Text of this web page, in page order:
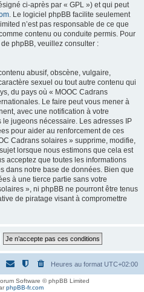
ci-après par « GPL ») et qui peut
. Le logiciel phpBB facilite seulement
n’est pas responsable de ce que
contenu ou conduite permis. Pour
phpBB, veuillez consulter :
abusif, obscène, vulgaire,
sexuel ou tout autre contenu qui
du pays où « MOOC Cadrans
Le faire peut vous mener à
avec une notification à votre
le jugeons nécessaire. Les adresses IP
pour aider au renforcement de ces
Cadrans solaires » supprime, modifie,
lorsque nous estimons que cela est
acceptez que toutes les informations
dans notre base de données. Bien que
à une tierce partie sans votre
», ni phpBB ne pourront être tenus
de piratage visant à compromettre
Heures au format UTC+02:00
Software © phpBB Limited
phpBB-fr.com